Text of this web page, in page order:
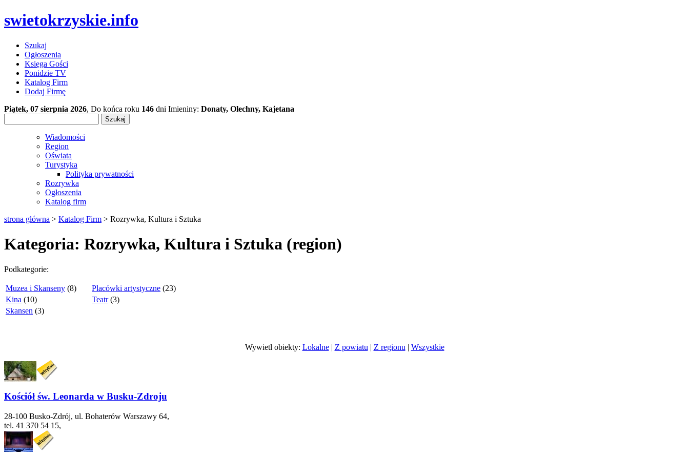
swietokrzyskie.info
Szukaj
Ogłoszenia
Księga Gości
Ponidzie TV
Katalog Firm
Dodaj Firmę
Piątek, 07 sierpnia 2026, Do końca roku 146 dni Imieniny: Donaty, Olechny, Kajetana
Wiadomości
Region
Oświata
Turystyka
Polityka prywatności
Rozrywka
Ogłoszenia
Katalog firm
strona główna > Katalog Firm > Rozrywka, Kultura i Sztuka
Kategoria: Rozrywka, Kultura i Sztuka (region)
Podkategorie:
Muzea i Skanseny (8) Placówki artystyczne (23)
Kina (10) Teatr(3)
Skansen (3)
Wywietl obiekty: Lokalne| Z powiatu | Z regionu | Wszystkie
Kościół św. Leonarda w Busku-Zdroju
28-100 Busko-Zdrój, ul. Bohaterów Warszawy 64,
tel. 41 370 54 15,